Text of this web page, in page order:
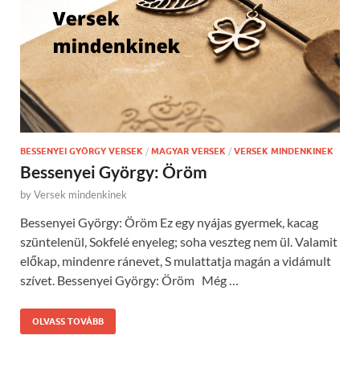
BESSENYEI GYÖRGY VERSEK / MAGYAR VERSEK / VERSEK MINDENKINEK
Bessenyei György: Öröm
byVersek mindenkinek
Bessenyei György: Öröm Ez egy nyájas gyermek, kacag
szüntelenül, Sokfelé enyeleg; soha veszteg nem ül. Valamit
előkap, mindenre ránevet, S mulattatja magán a vidámult
szívet. Bessenyei György: Öröm Még …
OLVASS TOVÁBB